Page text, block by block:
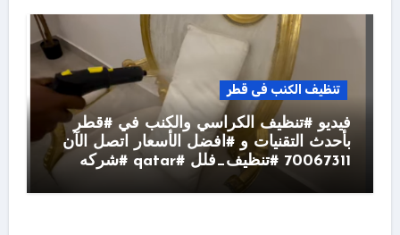
تنظيف الكنب فى قطر
فيديو #تنظيف الكراسي والكنب في #قطر
بأحدث التقنيات و #افضل الأسعار اتصل الآن
70067311 #تنظيف_فلل #qatar #شركه